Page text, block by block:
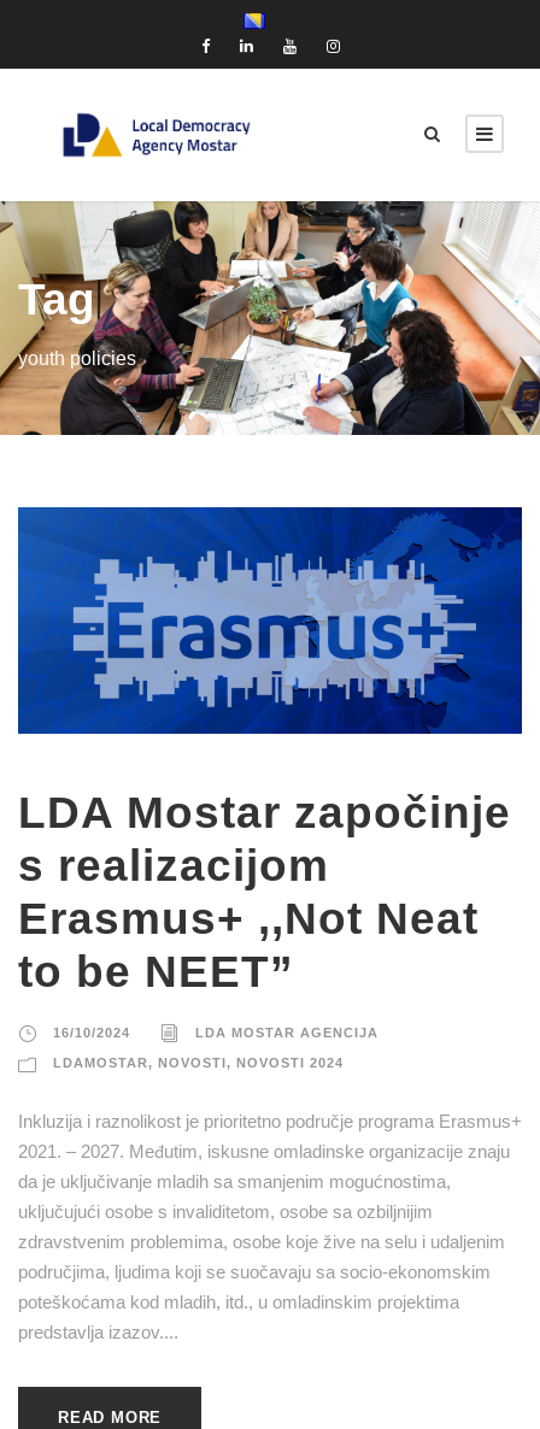
Tag
youth policies
LDA Mostar započinje
s realizacijom
Erasmus+ ,,Not Neat
to be NEET”
16/10/2024 LDA MOSTAR AGENCIJA
LDAMOSTAR, NOVOSTI, NOVOSTI 2024
Inkluzija i raznolikost je prioritetno područje programa Erasmus+
2021. – 2027. Međutim, iskusne omladinske organizacije znaju
da je uključivanje mladih sa smanjenim mogućnostima,
uključujući osobe s invaliditetom, osobe sa ozbiljnijim
zdravstvenim problemima, osobe koje žive na selu i udaljenim
područjima, ljudima koji se suočavaju sa socio-ekonomskim
poteškoćama kod mladih, itd., u omladinskim projektima
predstavlja izazov....
READ MORE